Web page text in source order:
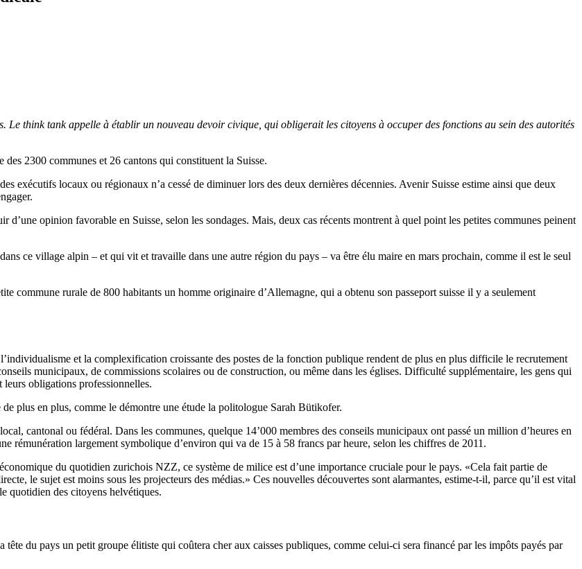
Le think tank appelle à établir un nouveau devoir civique, qui obligerait les citoyens à occuper des fonctions au sein des autorités
2300 communes et 26 cantons qui constituent la Suisse.
exécutifs locaux ou régionaux n’a cessé de diminuer lors des deux dernières décennies. Avenir Suisse estime ainsi que deux
opinion favorable en Suisse, selon les sondages. Mais, deux cas récents montrent à quel point les petites communes peinent
ce village alpin – et qui vit et travaille dans une autre région du pays – va être élu maire en mars prochain, comme il est le seul
commune rurale de 800 habitants un homme originaire d’Allemagne, qui a obtenu son passeport suisse il y a seulement
et la complexification croissante des postes de la fonction publique rendent de plus en plus difficile le recrutement
municipaux, de commissions scolaires ou de construction, ou même dans les églises. Difficulté supplémentaire, les gens qui
leurs obligations professionnelles.
plus en plus, comme le démontre une étude la politologue Sarah Bütikofer.
cantonal ou fédéral. Dans les communes, quelque 14’000 membres des conseils municipaux ont passé un million d’heures en
rémunération largement symbolique d’environ qui va de 15 à 58 francs par heure, selon les chiffres de 2011.
du quotidien zurichois NZZ, ce système de milice est d’une importance cruciale pour le pays. «Cela fait partie de
le sujet est moins sous les projecteurs des médias.» Ces nouvelles découvertes sont alarmantes, estime-t-il, parce qu’il est vital
quotidien des citoyens helvétiques.
du pays un petit groupe élitiste qui coûtera cher aux caisses publiques, comme celui-ci sera financé par les impôts payés par